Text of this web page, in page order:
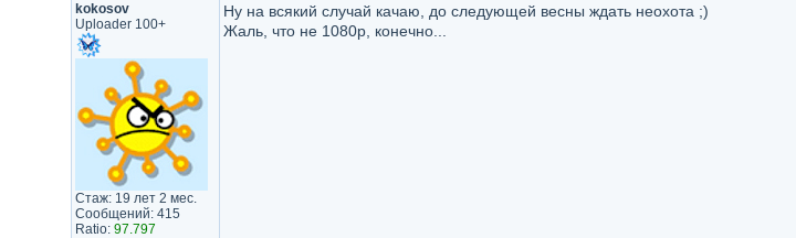
kokosov
Uploader 100+
Стаж: 19 лет 2 мес.
Сообщений: 415
Ratio: 97.797
Ну на всякий случай качаю, до следующей весны ждать неохота ;)
Жаль, что не 1080p, конечно...